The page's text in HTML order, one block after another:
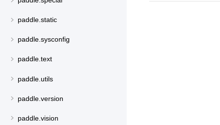
paddle.static
paddle.sysconfig
paddle.text
paddle.utils
paddle.version
paddle.vision